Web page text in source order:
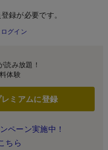
録が必要です。
ログイン
読み放題！
体験
ミアムに登録
ペーン実施中！
ちら